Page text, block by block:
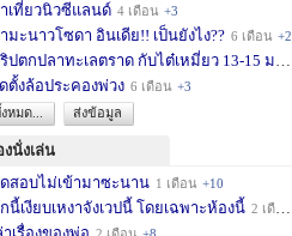
เที่ยวนิวซีแลนด์ 4 เดือน +3
มะนาวโซดา อินเดีย!! เป็นยังไง?? 6 เดือน +2
ปตกปลาทะเลตราด กับไต๋เหมี่ยว 13-15 มก
ตั้งล้อประคองพ่วง 6 เดือน +3
หมด...
ส่งข้อมูล
นั่งเล่น
สอบไม่เข้ามาซะนาน 1 เดือน +10
นี้เงียบเหงาจังเวปนี้ โดยเฉพาะห้องนี้ 2 เดือน